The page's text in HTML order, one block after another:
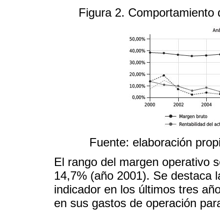
Figura 2. Comportamiento
Fuente: elaboración
El rango del margen operativo
14,7% (año 2001). Se destaca
indicador en los últimos tres
en sus gastos de operación